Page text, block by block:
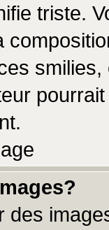
triste.
des